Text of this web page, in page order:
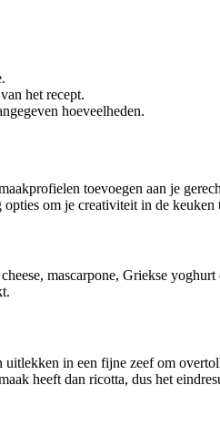
het recept.
hoeveelheden.
toevoegen aan je
om je creativiteit in de keuken
mascarpone, Griekse
in een fijne zeef om
heeft dan ricotta, dus het